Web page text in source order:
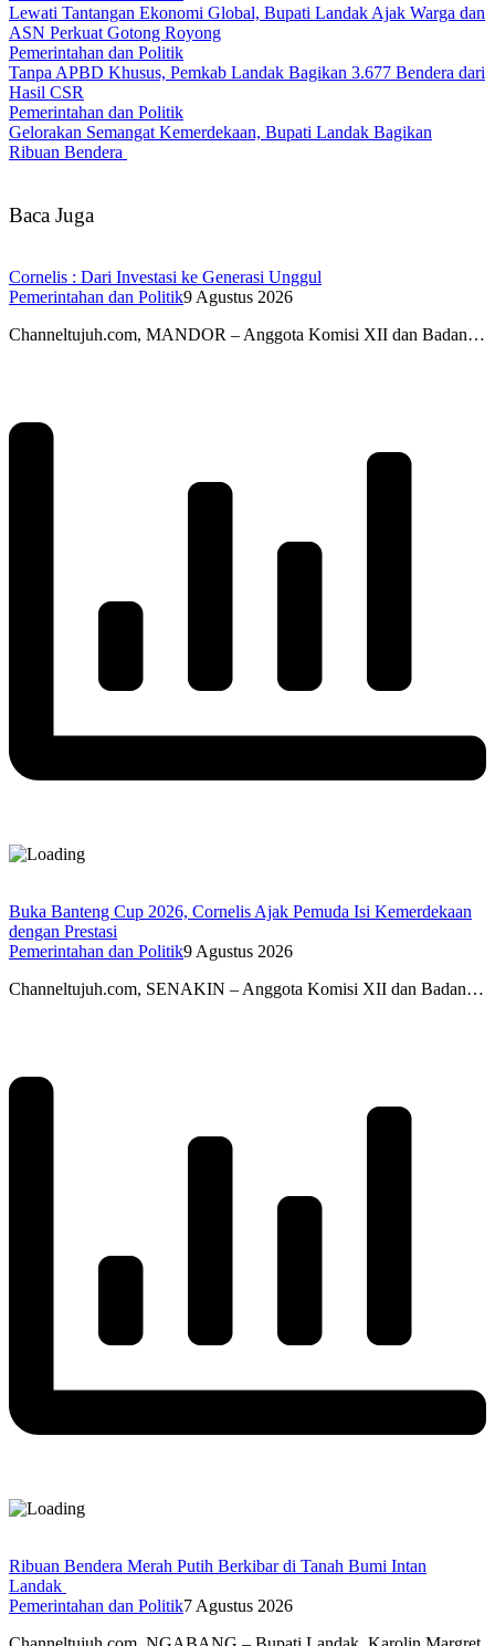
Lewati Tantangan Ekonomi Global, Bupati Landak Ajak Warga dan
ASN Perkuat Gotong Royong
Pemerintahan dan Politik
Tanpa APBD Khusus, Pemkab Landak Bagikan 3.677 Bendera dari
Hasil CSR
Pemerintahan dan Politik
Gelorakan Semangat Kemerdekaan, Bupati Landak Bagikan
Ribuan Bendera
Baca Juga
Cornelis : Dari Investasi ke Generasi Unggul
Pemerintahan dan Politik9 Agustus 2026
Channeltujuh.com, MANDOR – Anggota Komisi XII dan Badan…
Buka Banteng Cup 2026, Cornelis Ajak Pemuda Isi Kemerdekaan
dengan Prestasi
Pemerintahan dan Politik9 Agustus 2026
Channeltujuh.com, SENAKIN – Anggota Komisi XII dan Badan…
Ribuan Bendera Merah Putih Berkibar di Tanah Bumi Intan
Landak
Pemerintahan dan Politik7 Agustus 2026